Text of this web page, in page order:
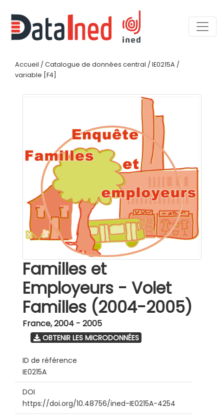
Accueil / Catalogue de données central / IE0215A /
variable [F4]
Familles et
Employeurs - Volet
Familles (2004-2005)
France,2004 - 2005
OBTENIR LES MICRODONNÉES
ID de référence
IE0215A
DOI
https://doi.org/10.48756/ined-IE0215A-4254